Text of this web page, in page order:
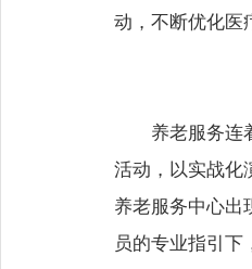
动，不断优化医
养老服务连
活动，以实战化
养老服务中心出
员的专业指引